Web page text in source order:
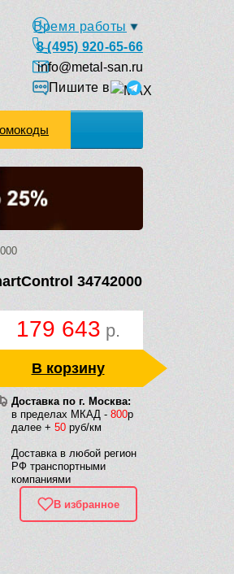
Время работы
8 (495) 920-65-66
info@metal-san.ru
Пишите в
34742000
179 643 р.
В корзину
Доставка по г. Москва:
в пределах МКАД - 800р
далее + 50 руб/км
Доставка в любой регион
РФ транспортными
компаниями
В избранное